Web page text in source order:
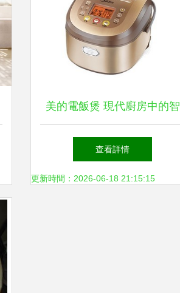
美的電飯煲 現代廚房中的智
能日用家電典范
查看詳情
更新時間：2026-06-18 21:15:15